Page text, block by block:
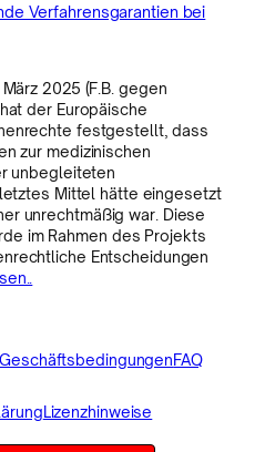
Verfahrensgarantien bei
2025 (F.B. gegen
der Europäische
festgestellt, dass
zur medizinischen
unbegleiteten
Mittel hätte eingesetzt
unrechtmäßig war. Diese
im Rahmen des Projekts
Entscheidungen
FAQ
Lizenzhinweise